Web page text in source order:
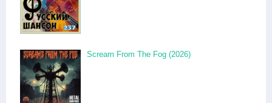
Scream From The Fog (2026)